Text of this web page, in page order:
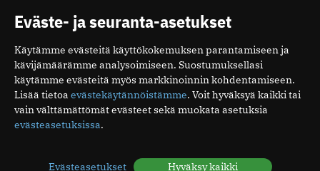
00510 Helsinki
puh. (09) 393 091
toimitus@potilaanlaakarilehti.fi
ISSN 2323-9476
Eväste- ja seuranta-asetukset
Käytämme evästeitä käyttökokemuksen parantamiseen ja
kävijämäärämme analysoimiseen. Suostumuksellasi
käytämme evästeitä myös markkinoinnin kohdentamiseen.
Lisää tietoa evästekäytännöistämme. Voit hyväksyä kaikki tai
vain välttämättömät evästeet sekä muokata asetuksia
evästeasetuksissa.
Evästeasetukset Hyväksy kaikki